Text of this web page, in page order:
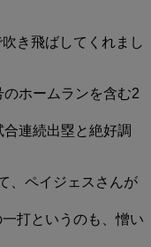
き飛ばしてくれまし
ホームランを含む2
連続出塁と絶好調
、ペイジェスさんが
打というのも、憎い